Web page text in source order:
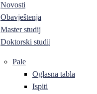
Novosti
Obavještenja
Master studij
Doktorski studij
Pale
Oglasna tabla
Ispiti